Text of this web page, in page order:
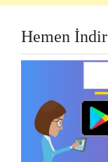
Hemen İndir